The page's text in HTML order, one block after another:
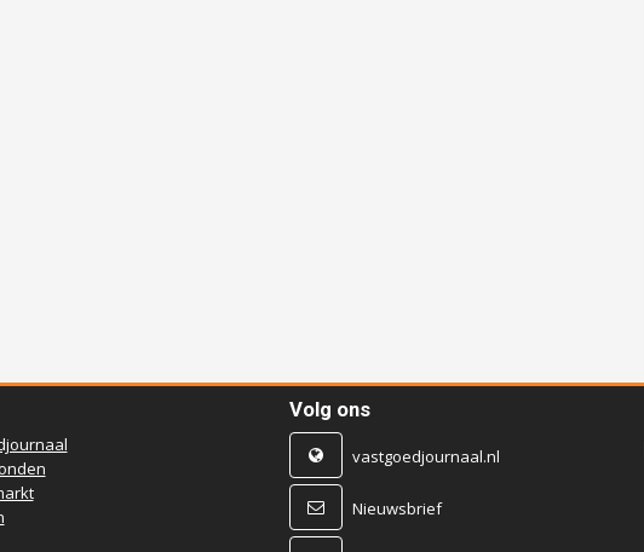
Volg ons
vastgoedjournaal.nl
Nieuwsbrief